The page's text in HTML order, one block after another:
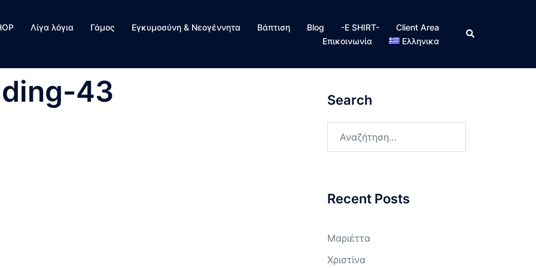
Λίγα λόγια Γάμος Εγκυμοσύνη & Νεογέννητα Βάπτιση Blog -E SHIRT-
Client Area
Επικοινωνία
Ελληνικα
Search
43 Search
Recent Posts
Μαριέττα
Χριστίνα